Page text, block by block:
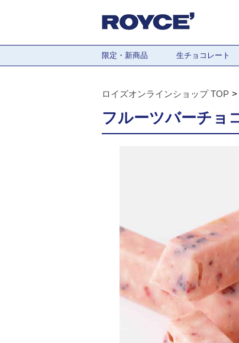
限定・新商品 生チョコレート
ロイズオンラインショップ TOP
フルーツバーチョ